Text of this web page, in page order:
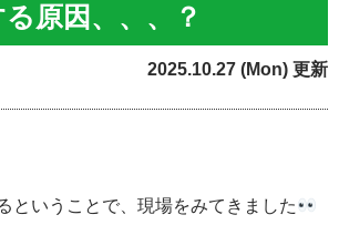
原因、、、？
2025.10.27 (Mon) 更新
ということで、現場をみてきました